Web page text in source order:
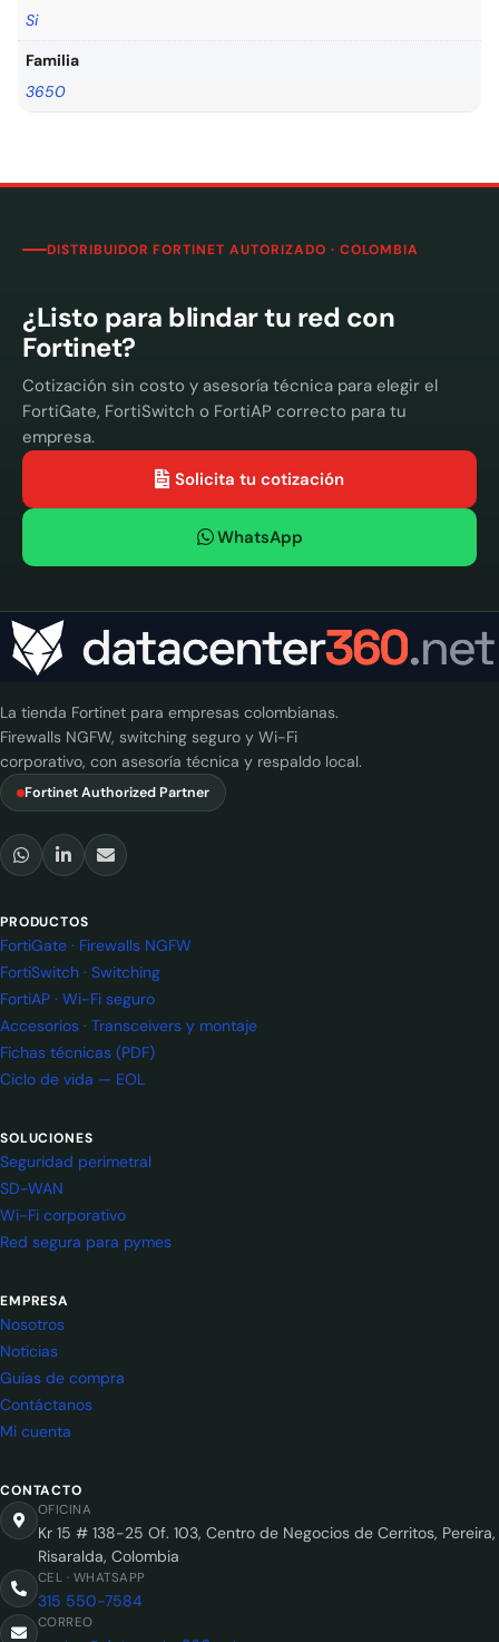
Si
Familia
3650
DISTRIBUIDOR FORTINET AUTORIZADO · COLOMBIA
¿Listo para blindar tu red con
Fortinet?
Cotización sin costo y asesoría técnica para elegir el
FortiGate, FortiSwitch o FortiAP correcto para tu
empresa.
Solicita tu cotización
WhatsApp
La tienda Fortinet para empresas colombianas.
Firewalls NGFW, switching seguro y Wi-Fi
corporativo, con asesoría técnica y respaldo local.
Fortinet Authorized Partner
PRODUCTOS
FortiGate · Firewalls NGFW
FortiSwitch · Switching
FortiAP · Wi-Fi seguro
Accesorios · Transceivers y montaje
Fichas técnicas (PDF)
Ciclo de vida — EOL
SOLUCIONES
Seguridad perimetral
SD-WAN
Wi-Fi corporativo
Red segura para pymes
EMPRESA
Nosotros
Noticias
Guías de compra
Contáctanos
Mi cuenta
CONTACTO
OFICINA
Kr 15 # 138-25 Of. 103, Centro de Negocios de Cerritos, Pereira,
Risaralda, Colombia
CEL · WHATSAPP
315 550-7584
CORREO